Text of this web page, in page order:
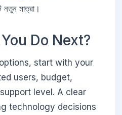
নতুন মাত্রা।
Do Next?
start with your
users, budget,
level. A clear
technology decisions